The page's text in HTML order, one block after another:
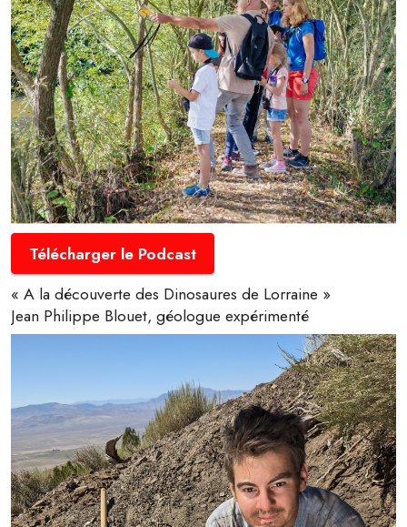
Télécharger le Podcast
« A la découverte des Dinosaures de Lorraine »
Jean Philippe Blouet, géologue expérimenté